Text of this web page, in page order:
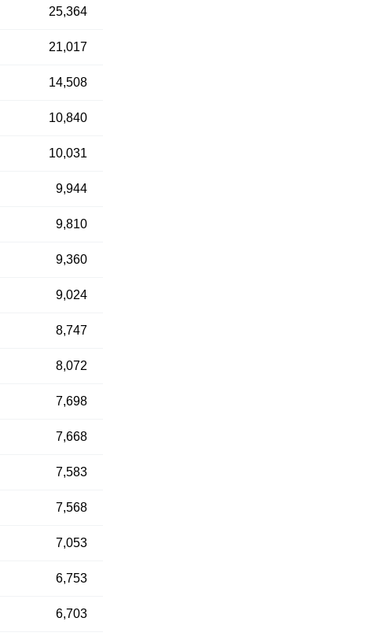
25,364
21,017
14,508
10,840
10,031
9,944
9,810
9,360
9,024
8,747
8,072
7,698
7,668
7,583
7,568
7,053
6,753
6,703